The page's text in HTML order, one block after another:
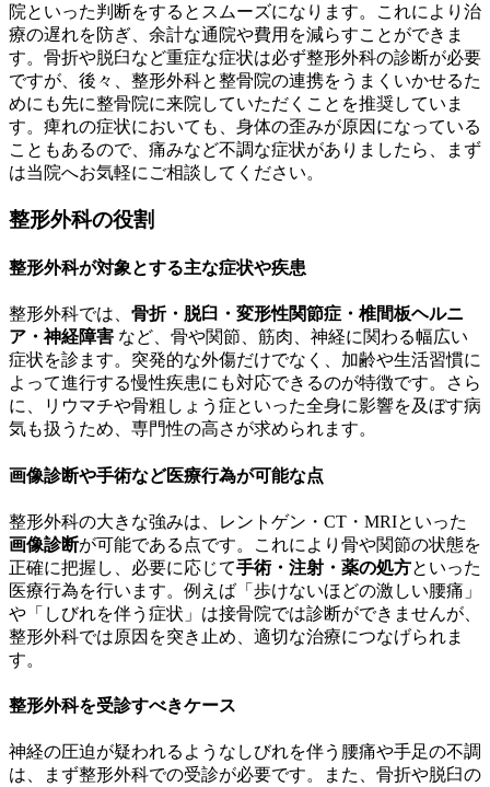
院といった判断をするとスムーズになります。これにより治
療の遅れを防ぎ、余計な通院や費用を減らすことができま
す。骨折や脱臼など重症な症状は必ず整形外科の診断が必要
ですが、後々、整形外科と整骨院の連携をうまくいかせるた
めにも先に整骨院に来院していただくことを推奨していま
す。痺れの症状においても、身体の歪みが原因になっている
こともあるので、痛みなど不調な症状がありましたら、まず
は当院へお気軽にご相談してください。
整形外科の役割
整形外科が対象とする主な症状や疾患
整形外科では、 骨折・脱臼・変形性関節症・椎間板ヘルニ
ア・神経障害 など、骨や関節、筋肉、神経に関わる幅広い
症状を診ます。突発的な外傷だけでなく、加齢や生活習慣に
よって進行する慢性疾患にも対応できるのが特徴です。さら
に、リウマチや骨粗しょう症といった全身に影響を及ぼす病
気も扱うため、専門性の高さが求められます。
画像診断や手術など医療行為が可能な点
整形外科の大きな強みは、レントゲン・CT・MRIといった
画像診断が可能である点です。これにより骨や関節の状態を
正確に把握し、必要に応じて手術・注射・薬の処方といった
医療行為を行います。例えば「歩けないほどの激しい腰痛」
や「しびれを伴う症状」は接骨院では診断ができませんが、
整形外科では原因を突き止め、適切な治療につなげられま
す。
整形外科を受診すべきケース
神経の圧迫が疑われるようなしびれを伴う腰痛や手足の不調
は、まず整形外科での受診が必要です。また、骨折や脱臼の